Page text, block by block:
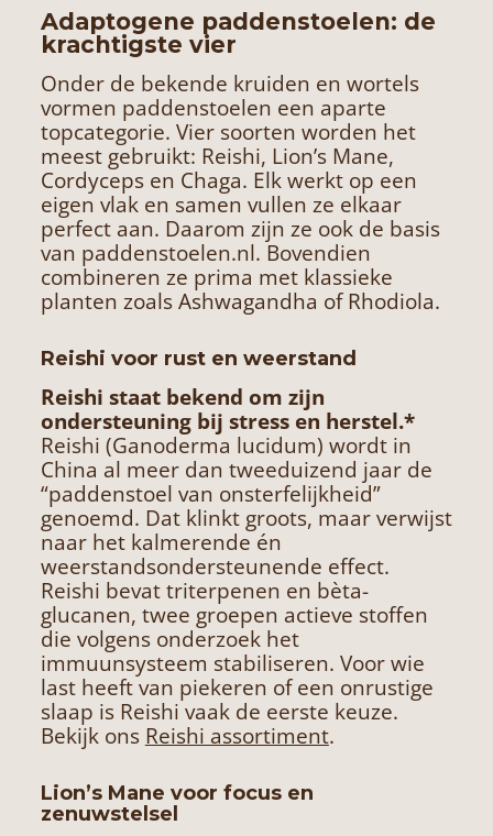
Adaptogene paddenstoelen: de
krachtigste vier
Onder de bekende kruiden en wortels
vormen paddenstoelen een aparte
topcategorie. Vier soorten worden het
meest gebruikt: Reishi, Lion’s Mane,
Cordyceps en Chaga. Elk werkt op een
eigen vlak en samen vullen ze elkaar
perfect aan. Daarom zijn ze ook de basis
van paddenstoelen.nl. Bovendien
combineren ze prima met klassieke
planten zoals Ashwagandha of Rhodiola.
Reishi voor rust en weerstand
Reishi staat bekend om zijn
ondersteuning bij stress en herstel.*
Reishi (Ganoderma lucidum) wordt in
China al meer dan tweeduizend jaar de
“paddenstoel van onsterfelijkheid”
genoemd. Dat klinkt groots, maar verwijst
naar het kalmerende én
weerstandsondersteunende effect.
Reishi bevat triterpenen en bèta-
glucanen, twee groepen actieve stoffen
die volgens onderzoek het
immuunsysteem stabiliseren. Voor wie
last heeft van piekeren of een onrustige
slaap is Reishi vaak de eerste keuze.
Bekijk ons Reishi assortiment.
Lion’s Mane voor focus en
zenuwstelsel